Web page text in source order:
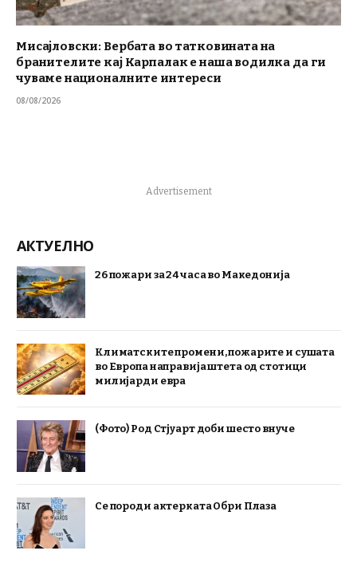
Мисајловски: Вербата во татковината на
бранителите кај Карпалак е наша водилка да ги
чуваме националните интереси
08/08/2026
Advertisement
АКТУЕЛНО
26 пожари за 24 часа во Македонија
Климатските промени, пожарите и сушата
во Европа направија штета од стотици
милијарди евра
(Фото) Род Стјуарт доби шесто внуче
Се породи актерката Обри Плаза